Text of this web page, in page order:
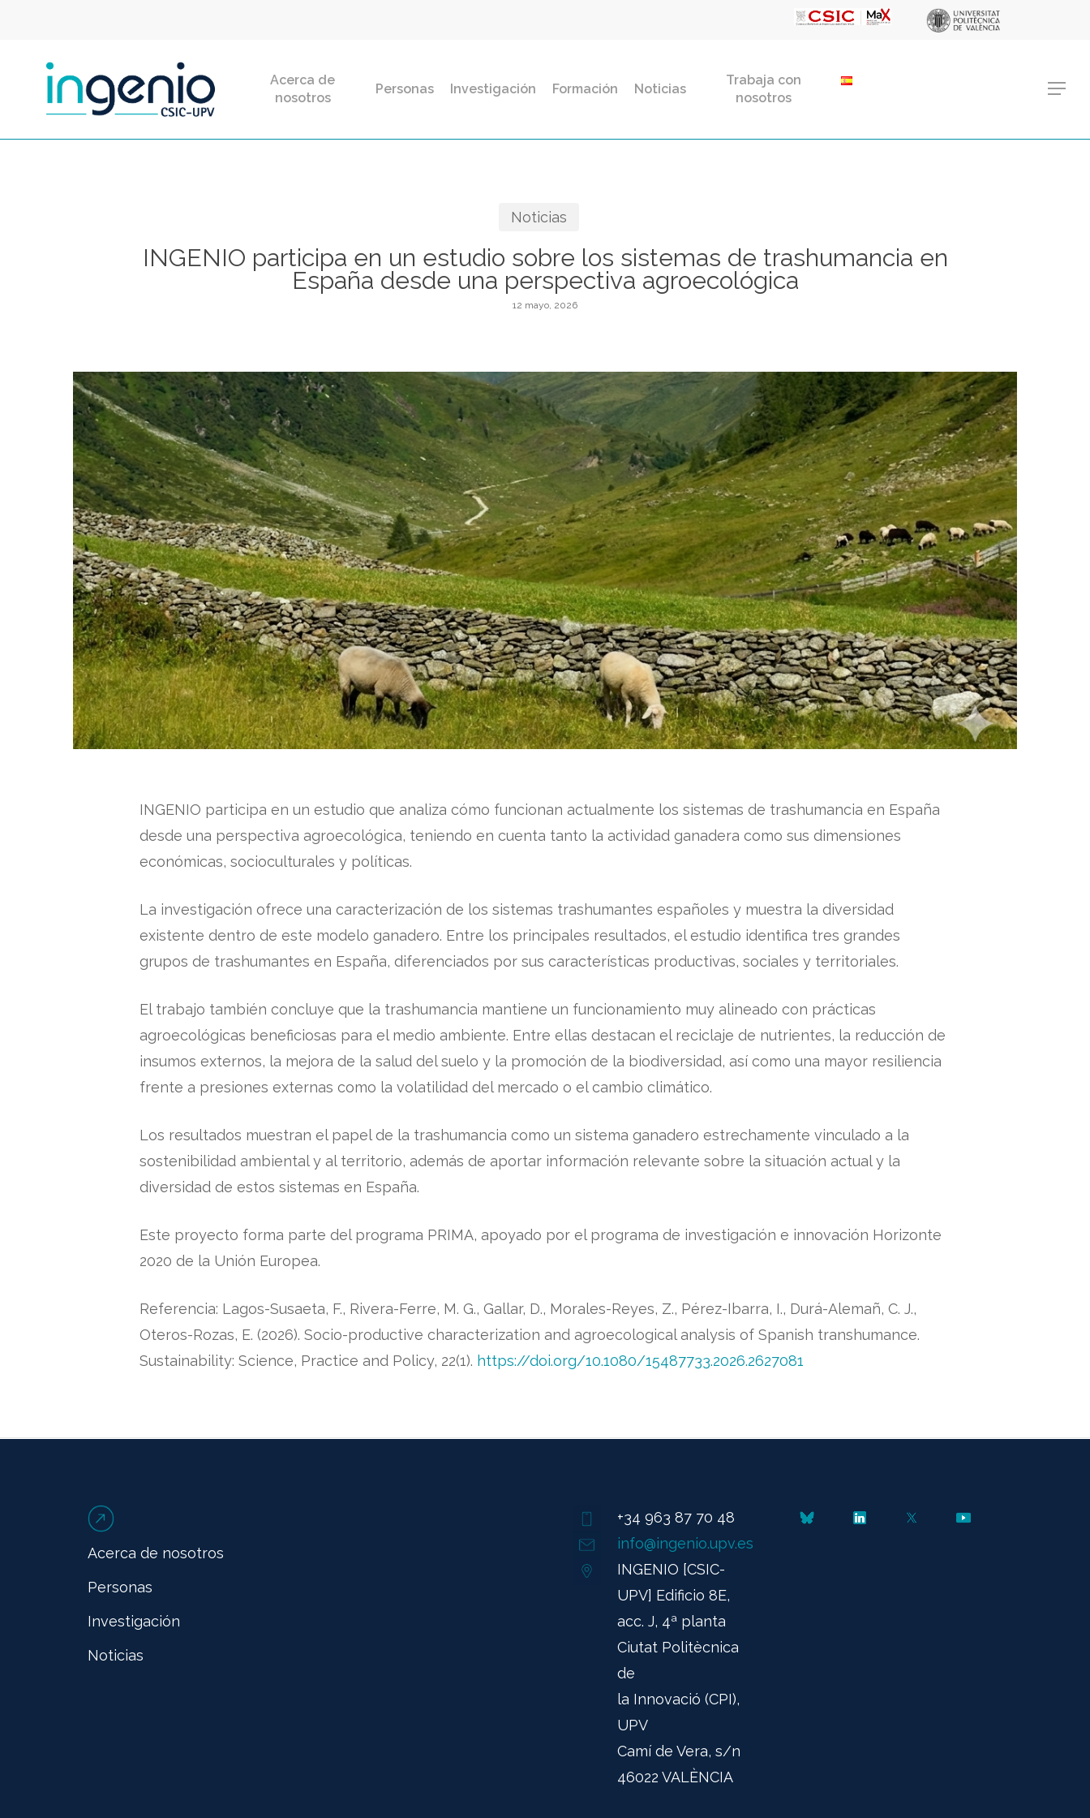
Acerca de
nosotros
Personas Investigación Formación Noticias
Trabaja con
nosotros
Menu
Noticias
INGENIO participa en un estudio sobre los sistemas de trashumancia en
España desde una perspectiva agroecológica
12 mayo, 2026
INGENIO participa en un estudio que analiza cómo funcionan actualmente los sistemas de trashumancia en España
desde una perspectiva agroecológica, teniendo en cuenta tanto la actividad ganadera como sus dimensiones
económicas, socioculturales y políticas.
La investigación ofrece una caracterización de los sistemas trashumantes españoles y muestra la diversidad
existente dentro de este modelo ganadero. Entre los principales resultados, el estudio identifica tres grandes
grupos de trashumantes en España, diferenciados por sus características productivas, sociales y territoriales.
El trabajo también concluye que la trashumancia mantiene un funcionamiento muy alineado con prácticas
agroecológicas beneficiosas para el medio ambiente. Entre ellas destacan el reciclaje de nutrientes, la reducción de
insumos externos, la mejora de la salud del suelo y la promoción de la biodiversidad, así como una mayor resiliencia
frente a presiones externas como la volatilidad del mercado o el cambio climático.
Los resultados muestran el papel de la trashumancia como un sistema ganadero estrechamente vinculado a la
sostenibilidad ambiental y al territorio, además de aportar información relevante sobre la situación actual y la
diversidad de estos sistemas en España.
Este proyecto forma parte del programa PRIMA, apoyado por el programa de investigación e innovación Horizonte
2020 de la Unión Europea.
Referencia: Lagos-Susaeta, F., Rivera-Ferre, M. G., Gallar, D., Morales-Reyes, Z., Pérez-Ibarra, I., Durá-Alemañ, C. J.,
Oteros-Rozas, E. (2026). Socio-productive characterization and agroecological analysis of Spanish transhumance.
Sustainability: Science, Practice and Policy, 22(1). https://doi.org/10.1080/15487733.2026.2627081
Acerca de nosotros
Personas
Investigación
Noticias
+34 963 87 70 48
info@ingenio.upv.es
INGENIO [CSIC-
UPV] Edificio 8E,
acc. J, 4ª planta
Ciutat Politècnica
de
la Innovació (CPI),
UPV
Camí de Vera, s/n
46022 VALÈNCIA